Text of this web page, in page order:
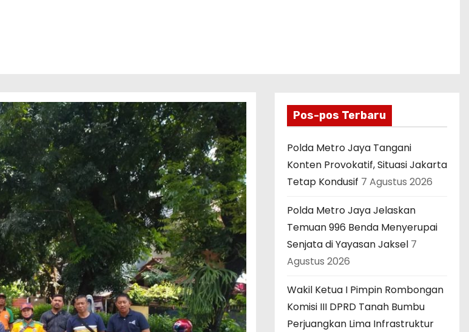
Pos-pos Terbaru
Polda Metro Jaya Tangani
Konten Provokatif, Situasi Jakarta
Tetap Kondusif 7 Agustus 2026
Polda Metro Jaya Jelaskan
Temuan 996 Benda Menyerupai
Senjata di Yayasan Jaksel 7
Agustus 2026
Wakil Ketua I Pimpin Rombongan
Komisi III DPRD Tanah Bumbu
Perjuangkan Lima Infrastruktur